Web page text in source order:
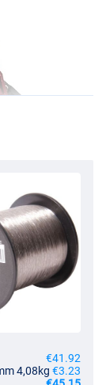
€41.92
4,08kg €3.23